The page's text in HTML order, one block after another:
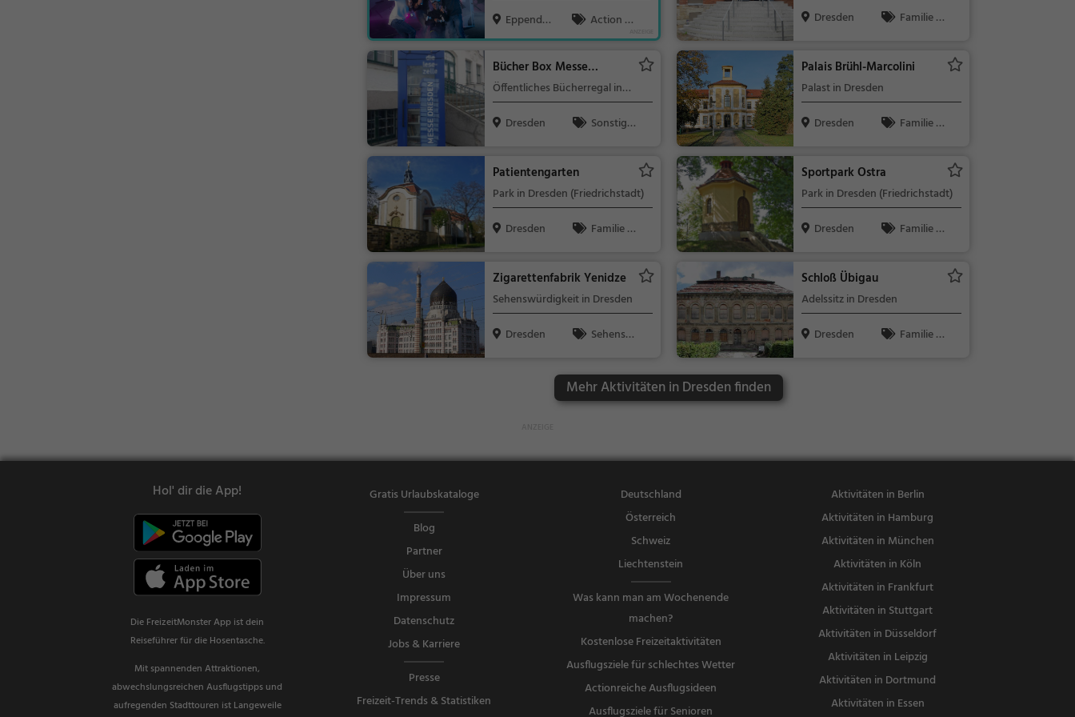
hi, Japanisch,
Thailändisch,
Curry
7 Jahre
Aktivität zu vereinen.
Eppendor
f
Action &
Abenteuer, F
er
Dresden
Familie &
Bücher Box Messe
Dresden
Öffentliches Bücherregal in
Dresden (Ostragehege)
Dresden
Sonstige
Palais Brühl-Marcolini
Palast in Dresden
Dresden
Familie &
Patientengarten
Park in Dresden (Friedrichstadt)
Dresden
Familie &
Sportpark Ostra
Park in Dresden (Friedrichstadt)
Dresden
Familie &
Zigarettenfabrik Yenidze
Sehenswürdigkeit in Dresden
Dresden
Sehensw
Schloß Übigau
Adelssitz in Dresden
Dresden
Familie &
Mehr Aktivitäten in Dresden finden
Hol' dir die App!
Die FreizeitMonster App ist dein
Reiseführer für die Hosentasche.
Mit spannenden Attraktionen,
abwechslungsreichen Ausflugstipps und
aufregenden Stadttouren ist Langeweile
Gratis Urlaubskataloge
Blog
Partner
Über uns
Impressum
Datenschutz
Jobs & Karriere
Presse
Freizeit-Trends & Statistiken
Deutschland
Österreich
Schweiz
Liechtenstein
Was kann man am Wochenende
machen?
Kostenlose Freizeitaktivitäten
Ausflugsziele für schlechtes Wetter
Actionreiche Ausflugsideen
Ausflugsziele für Senioren
Aktivitäten in Berlin
Aktivitäten in Hamburg
Aktivitäten in München
Aktivitäten in Köln
Aktivitäten in Frankfurt
Aktivitäten in Stuttgart
Aktivitäten in Düsseldorf
Aktivitäten in Leipzig
Aktivitäten in Dortmund
Aktivitäten in Essen